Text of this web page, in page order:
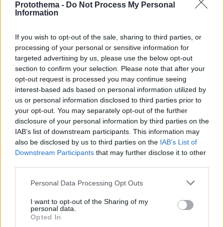
Protothema - Do Not Process My Personal
Information
If you wish to opt-out of the sale, sharing to third parties, or
processing of your personal or sensitive information for
targeted advertising by us, please use the below opt-out
section to confirm your selection. Please note that after your
opt-out request is processed you may continue seeing
interest-based ads based on personal information utilized by
us or personal information disclosed to third parties prior to
your opt-out. You may separately opt-out of the further
disclosure of your personal information by third parties on the
IAB’s list of downstream participants. This information may
also be disclosed by us to third parties on the IAB’s List of
Downstream Participants that may further disclose it to other
Please note that this website/app uses one or more Google
not limited to your visit or usage behaviour. You may click to
grant or deny consent to Google and its third-party tags to
use your data for below specified purposes in below Google
Personal Data Processing Opt Outs
I want to opt-out of the Sharing of my
personal data.
Opted In
Εύβοια: Ακόμη ένας μετανάστης εντοπίστηκε σώος
Ένας μετανάστης έχει ανασυρθεί νεκρός